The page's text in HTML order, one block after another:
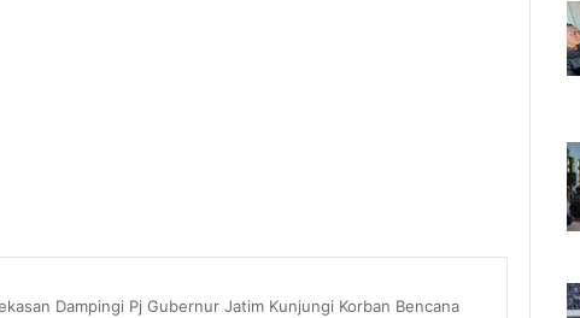
Dampingi Pj Gubernur Jatim Kunjungi Korban Bencana